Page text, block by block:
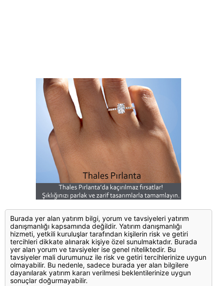
Burada yer alan yatırım bilgi, yorum ve tavsiyeleri yatırım
danışmanlığı kapsamında değildir. Yatırım danışmanlığı
hizmeti, yetkili kuruluşlar tarafından kişilerin risk ve getiri
tercihleri dikkate alınarak kişiye özel sunulmaktadır. Burada
yer alan yorum ve tavsiyeler ise genel niteliktedir. Bu
tavsiyeler mali durumunuz ile risk ve getiri tercihlerinize uygun
olmayabilir. Bu nedenle, sadece burada yer alan bilgilere
dayanılarak yatırım kararı verilmesi beklentilerinize uygun
sonuçlar doğurmayabilir.